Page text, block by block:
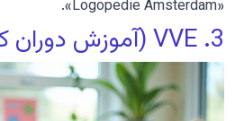
«Logopedie Amsterdam».
3. VVE (آموزش دوران کودکی)